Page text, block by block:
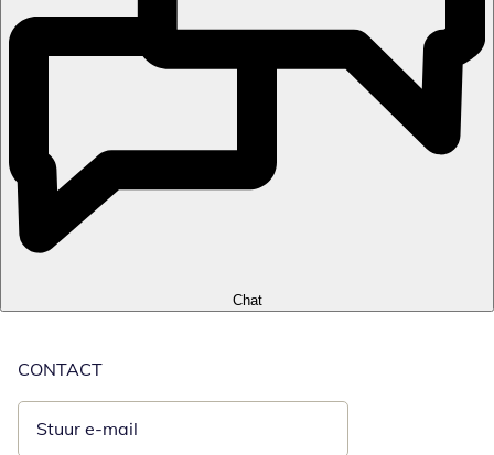
Chat
CONTACT
Stuur e-mail
Opent e-mailclient